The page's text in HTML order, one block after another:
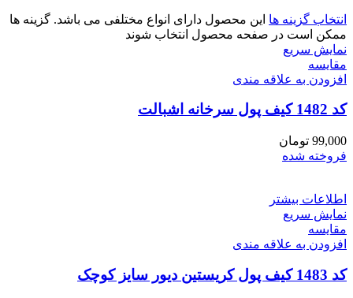
انتخاب گزینه ها این محصول دارای انواع مختلفی می باشد. گزینه ها
ممکن است در صفحه محصول انتخاب شوند
نمایش سریع
مقايسه
افزودن به علاقه مندی
کد 1482 کیف پول سرخانه اشبالت
99,000 تومان
فروخته شده
اطلاعات بیشتر
نمایش سریع
مقايسه
افزودن به علاقه مندی
کد 1483 کیف پول کریستین دیور سایز کوچک